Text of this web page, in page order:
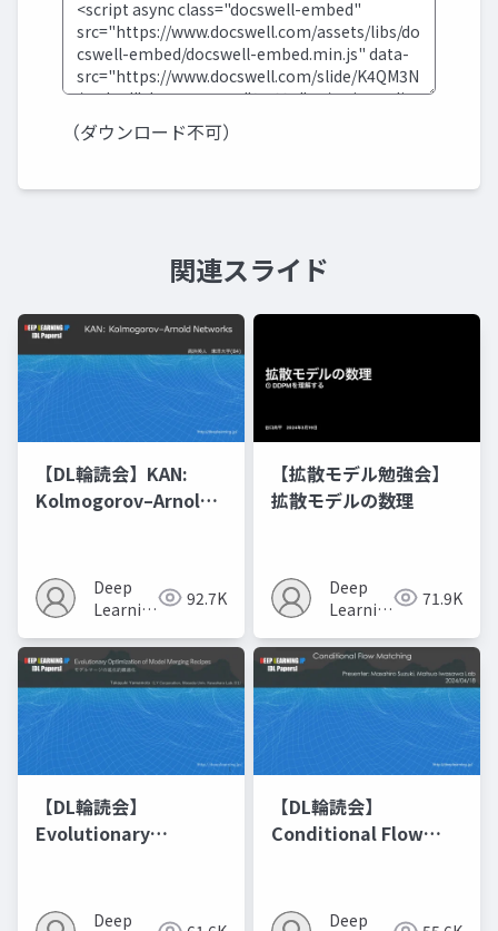
（ダウンロード不可）
関連スライド
【DL輪読会】KAN:
Kolmogorov–Arnold
Deep
Learning
92.7K
【拡散モデル勉強会】
拡散モデルの数理
Deep
Learning
71.9K
【DL輪読会】
Evolutionary
Recipes モデルマージ
Deep
【DL輪読会】
Conditional Flow
Deep